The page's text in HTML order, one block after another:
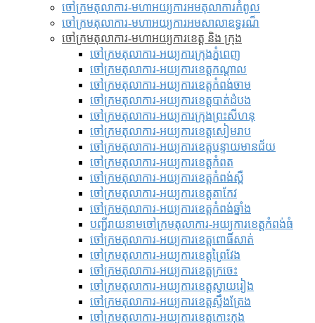
ចៅក្រមតុលាការ-មហាអយ្យការអមតុលាការកំពូល
ចៅក្រមតុលាការ-មហាអយ្យការអមសាលាឧទ្ធរណ៏
ចៅក្រមតុលាការ-មហាអយ្យការខេត្ត និង ក្រុង
ចៅក្រមតុលាការ-អយ្យការក្រុងភ្នំពេញ
ចៅក្រមតុលាការ-អយ្យការខេត្តកណ្តាល
ចៅក្រមតុលាការ-អយ្យការខេត្តកំពង់ចាម
ចៅក្រមតុលាការ-អយ្យការខេត្តបាត់ដំបង
ចៅក្រមតុលាការ-អយ្យការ​ក្រុងព្រះសីហនុ
ចៅក្រមតុលាការ-អយ្យការខេត្តសៀមរាប
ចៅក្រមតុលាការ-អយ្យការខេត្តបន្ទាយមានជ័យ
ចៅក្រមតុលាការ-អយ្យការខេត្តកំពត
ចៅក្រមតុលាការ-អយ្យការខេត្តកំពង់ស្ពឺ
ចៅក្រមតុលាការ-អយ្យការខេត្តតាកែវ
ចៅក្រមតុលាការ-អយ្យការខេត្តកំពង់ឆ្នាំង
បញ្ជីរាយនាមចៅក្រមតុលាការ-អយ្យការខេត្តកំពង់ធំ
ចៅក្រមតុលាការ-អយ្យការខេត្តពោធិ៍សាត់
ចៅក្រមតុលាការ-អយ្យការខេត្តព្រៃវែង
ចៅក្រមតុលាការ-អយ្យការខេត្តក្រចេះ
ចៅក្រមតុលាការ-អយ្យការខេត្តស្វាយរៀង
ចៅក្រមតុលាការ-អយ្យការខេត្តស្ទឹងត្រែង
ចៅក្រមតុលាការ-អយ្យការខេត្តកោះកុង